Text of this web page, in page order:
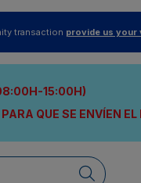
transaction provide us your
15:00H)
PARA QUE SE ENVÍEN EL